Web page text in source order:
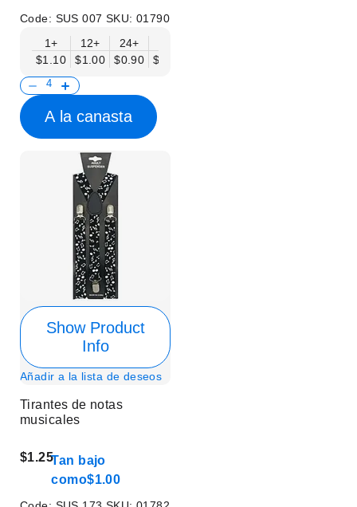
Code: SUS 007 SKU:01790
1+
$1.10
12+
$1.00
24+
$0.90
$0.75
A la canasta
Show Product
Info
Añadir a la lista de deseos
Tirantes de notas
musicales
$1.25Tan bajo
como$1.00